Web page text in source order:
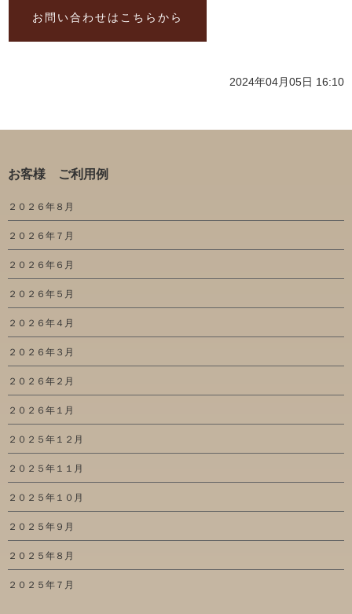
お問い合わせはこちらから
2024年04月05日 16:10
お客様 ご利用例
２０２６年８月
２０２６年７月
２０２６年６月
２０２６年５月
２０２６年４月
２０２６年３月
２０２６年２月
２０２６年１月
２０２５年１２月
２０２５年１１月
２０２５年１０月
２０２５年９月
２０２５年８月
２０２５年７月